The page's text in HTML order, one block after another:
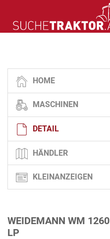
HOME
MASCHINEN
DETAIL
HÄNDLER
KLEINANZEIGEN
WEIDEMANN WM 1260
LP